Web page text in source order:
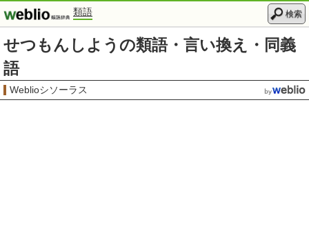
類語 検索
せつもんしようの類語・言い換え・同義
語
Weblioシソーラス